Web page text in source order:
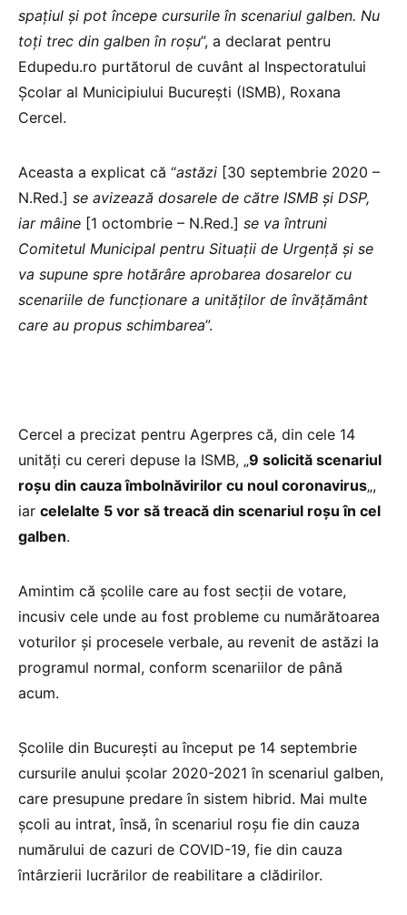
spațiul și pot începe cursurile în scenariul galben. Nu
toți trec din galben în roșu”, a declarat pentru
Edupedu.ro purtătorul de cuvânt al Inspectoratului
Școlar al Municipiului București (ISMB), Roxana
Cercel.
Aceasta a explicat că “astăzi [30 septembrie 2020 –
N.Red.] se avizează dosarele de către ISMB și DSP,
iar mâine [1 octombrie – N.Red.] se va întruni
Comitetul Municipal pentru Situații de Urgență și se
va supune spre hotărâre aprobarea dosarelor cu
scenariile de funcționare a unităților de învățământ
care au propus schimbarea”.
Cercel a precizat pentru Agerpres că, din cele 14
unități cu cereri depuse la ISMB, „9 solicită scenariul
roşu din cauza îmbolnăvirilor cu noul coronavirus„,
iar celelalte 5 vor să treacă din scenariul roşu în cel
galben.
Amintim că școlile care au fost secții de votare,
incusiv cele unde au fost probleme cu numărătoarea
voturilor și procesele verbale, au revenit de astăzi la
programul normal, conform scenariilor de până
acum.
Școlile din București au început pe 14 septembrie
cursurile anului școlar 2020-2021 în scenariul galben,
care presupune predare în sistem hibrid. Mai multe
școli au intrat, însă, în scenariul roșu fie din cauza
numărului de cazuri de COVID-19, fie din cauza
întârzierii lucrărilor de reabilitare a clădirilor.